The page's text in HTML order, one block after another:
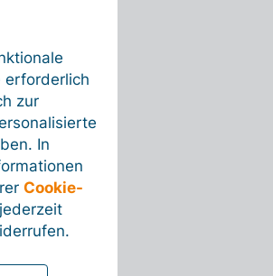
erforderlich
zur
In
Cookie-